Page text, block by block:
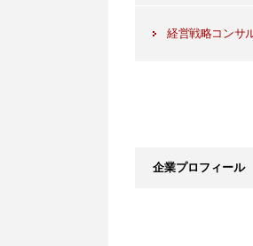
経営戦略コンサ
企業プロフィール